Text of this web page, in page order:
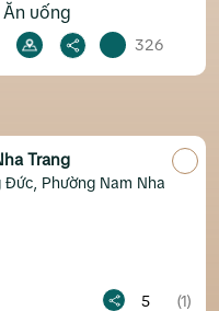
Ăn uống
326
Nam Nha
(1) Chỉ